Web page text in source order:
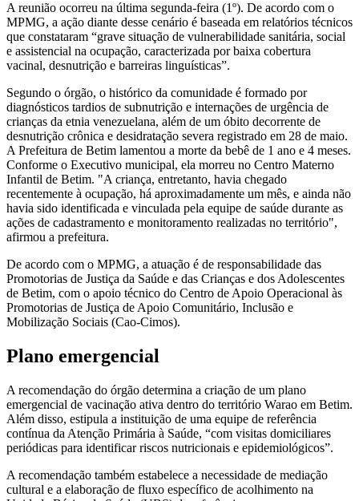
A reunião ocorreu na última segunda-feira (1º). De acordo com o
MPMG, a ação diante desse cenário é baseada em relatórios técnicos
que constataram “grave situação de vulnerabilidade sanitária, social
e assistencial na ocupação, caracterizada por baixa cobertura
vacinal, desnutrição e barreiras linguísticas”.
Segundo o órgão, o histórico da comunidade é formado por
diagnósticos tardios de subnutrição e internações de urgência de
crianças da etnia venezuelana, além de um óbito decorrente de
desnutrição crônica e desidratação severa registrado em 28 de maio.
A Prefeitura de Betim lamentou a morte da bebê de 1 ano e 4 meses.
Conforme o Executivo municipal, ela morreu no Centro Materno
Infantil de Betim. "A criança, entretanto, havia chegado
recentemente à ocupação, há aproximadamente um mês, e ainda não
havia sido identificada e vinculada pela equipe de saúde durante as
ações de cadastramento e monitoramento realizadas no território",
afirmou a prefeitura.
De acordo com o MPMG, a atuação é de responsabilidade das
Promotorias de Justiça da Saúde e das Crianças e dos Adolescentes
de Betim, com o apoio técnico do Centro de Apoio Operacional às
Promotorias de Justiça de Apoio Comunitário, Inclusão e
Mobilização Sociais (Cao-Cimos).
Plano emergencial
A recomendação do órgão determina a criação de um plano
emergencial de vacinação ativa dentro do território Warao em Betim.
Além disso, estipula a instituição de uma equipe de referência
contínua da Atenção Primária à Saúde, “com visitas domiciliares
periódicas para identificar riscos nutricionais e epidemiológicos”.
A recomendação também estabelece a necessidade de mediação
cultural e a elaboração de fluxo específico de acolhimento na